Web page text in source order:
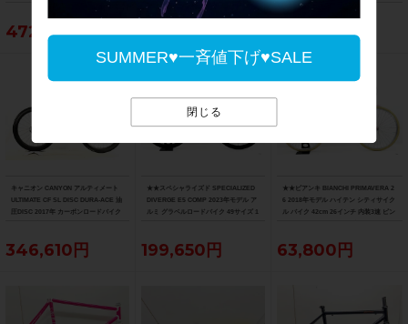
SUMMER♥一斉値下げ♥SALE
閉じる
472,153円 55,000円
ィレッド/ブラック/ゴールド
263,329円
キャニオン CANYON アルティメート
ULTIMATE CF SL DISC DURA-ACE 油
圧DISC 2017年 カーボンロードバイク
346,610円
★★スペシャライズド SPECIALIZED
DIVERGE E5 COMP 2023年モデル ア
ルミ グラベルロードバイク 49サイズ 1
199,650円
★★ビアンキ BIANCHI PRIMAVERA 2
6 2018年モデル ハイテン シティサイク
ル バイク 42cm 26インチ 内装3速 ピン
63,800円